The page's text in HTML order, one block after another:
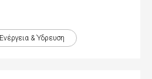
Ενέργεια & Ύδρευση